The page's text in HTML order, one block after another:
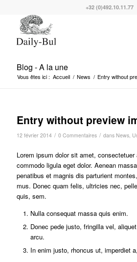
+32 (0)492.10.11.77
Blog - A la une
Vous êtes ici : Accueil / News / Entry without
Entry without preview
12 février 2014 / 0 Commentaires / dans News,
Lorem ipsum dolor sit amet,
commodo ligula eget dolor. Aenean
penatibus et magnis dis parturient
mus. Donec quam felis, ultricies nec,
quis, sem.
Nulla consequat massa quis enim.
Donec pede justo, fringilla vel,
arcu.
In enim justo, rhoncus ut, imperdiet